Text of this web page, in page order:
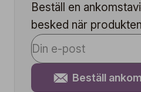
Beställ en
besked när
Beställ